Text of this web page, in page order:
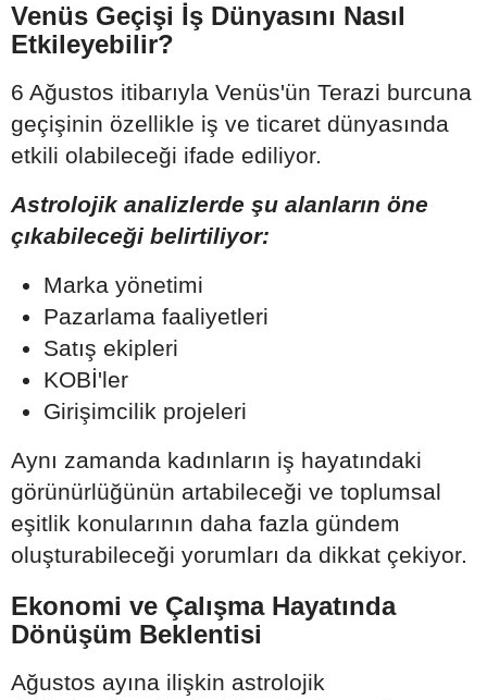
Venüs Geçişi İş Dünyasını Nasıl
Etkileyebilir?
6 Ağustos itibarıyla Venüs'ün Terazi burcuna
geçişinin özellikle iş ve ticaret dünyasında
etkili olabileceği ifade ediliyor.
Astrolojik analizlerde şu alanların öne
çıkabileceği belirtiliyor:
Marka yönetimi
Pazarlama faaliyetleri
Satış ekipleri
KOBİ'ler
Girişimcilik projeleri
Aynı zamanda kadınların iş hayatındaki
görünürlüğünün artabileceği ve toplumsal
eşitlik konularının daha fazla gündem
oluşturabileceği yorumları da dikkat çekiyor.
Ekonomi ve Çalışma Hayatında
Dönüşüm Beklentisi
Ağustos ayına ilişkin astrolojik